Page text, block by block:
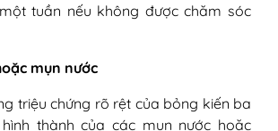
tuần nếu không được chăm sóc
mụn nước
triệu chứng rõ rệt của bỏng kiến ba
thành của các mụn nước hoặc